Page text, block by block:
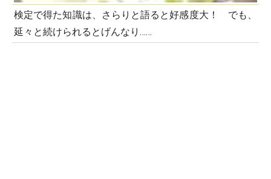
検定で得た知識は、さらりと語ると好感度大！ でも、
延々と続けられるとげんなり……